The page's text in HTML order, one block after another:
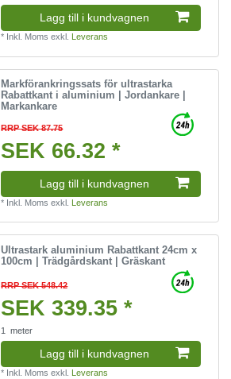
Lagg till i kundvagnen
* Inkl. Moms exkl. Leverans
Markförankringssats för ultrastarka
Rabattkant i aluminium | Jordankare |
Markankare
RRP SEK 87.75
SEK 66.32 *
Lagg till i kundvagnen
* Inkl. Moms exkl. Leverans
Ultrastark aluminium Rabattkant 24cm x
100cm | Trädgårdskant | Gräskant
RRP SEK 548.42
SEK 339.35 *
1 meter
Lagg till i kundvagnen
* Inkl. Moms exkl. Leverans